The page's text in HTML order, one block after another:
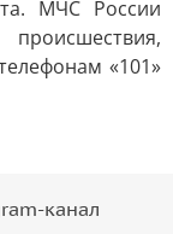
МЧС России
«101»
канал